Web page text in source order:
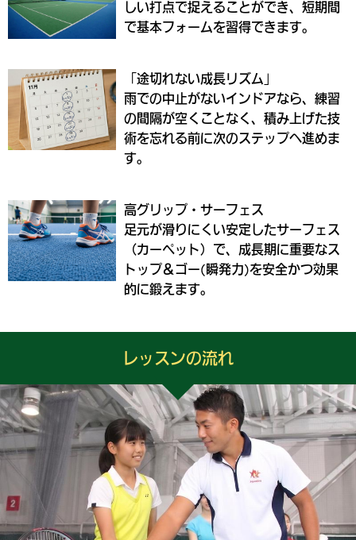
しい打点で捉えることができ、短期間
で基本フォームを習得できます。
「途切れない成長リズム」
雨での中止がないインドアなら、練習
の間隔が空くことなく、積み上げた技
術を忘れる前に次のステップへ進めま
す。
高グリップ・サーフェス
足元が滑りにくい安定したサーフェス
（カーペット）で、成長期に重要なス
トップ＆ゴー(瞬発力)を安全かつ効果
的に鍛えます。
レッスンの流れ